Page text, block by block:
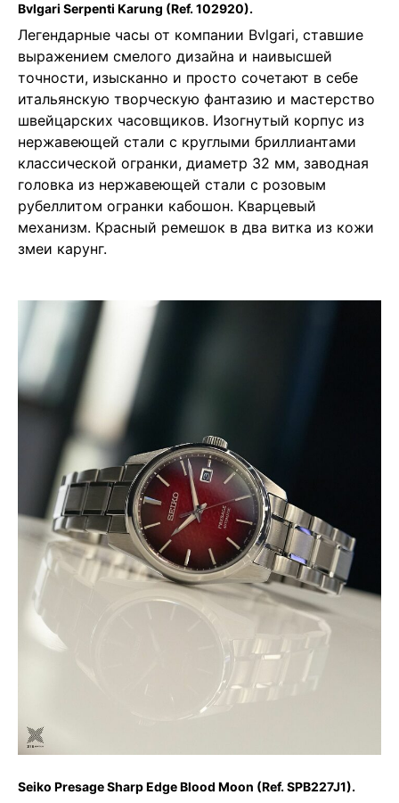
Bvlgari Serpenti Karung (Ref. 102920).
Легендарные часы от компании Bvlgari, ставшие
выражением смелого дизайна и наивысшей
точности, изысканно и просто сочетают в себе
итальянскую творческую фантазию и мастерство
швейцарских часовщиков. Изогнутый корпус из
нержавеющей стали с круглыми бриллиантами
классической огранки, диаметр 32 мм, заводная
головка из нержавеющей стали с розовым
рубеллитом огранки кабошон. Кварцевый
механизм. Красный ремешок в два витка из кожи
змеи карунг.
Seiko Presage Sharp Edge Blood Moon (Ref. SPB227J1).